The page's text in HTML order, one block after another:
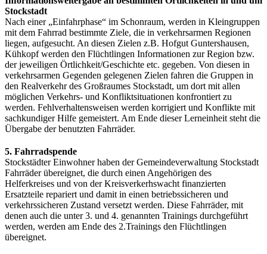
Stockstadt
Nach einer „Einfahrphase“ im Schonraum, werden in Kleingruppen
mit dem Fahrrad bestimmte Ziele, die in verkehrsarmen Regionen
liegen, aufgesucht. An diesen Zielen z.B. Hofgut Guntershausen,
Kühkopf werden den Flüchtlingen Informationen zur Region bzw.
der jeweiligen Örtlichkeit/Geschichte etc. gegeben. Von diesen in
verkehrsarmen Gegenden gelegenen Zielen fahren die Gruppen in
den Realverkehr des Großraumes Stockstadt, um dort mit allen
möglichen Verkehrs- und Konfliktsituationen konfrontiert zu
werden. Fehlverhaltensweisen werden korrigiert und Konflikte mit
sachkundiger Hilfe gemeistert. Am Ende dieser Lerneinheit steht die
Übergabe der benutzten Fahrräder.
5. Fahrradspende
Stockstädter Einwohner haben der Gemeindeverwaltung Stockstadt
Fahrräder übereignet, die durch einen Angehörigen des
Helferkreises und von der Kreisverkerhswacht finanzierten
Ersatzteile repariert und damit in einen betriebssicheren und
verkehrssicheren Zustand versetzt werden. Diese Fahrräder, mit
denen auch die unter 3. und 4. genannten Trainings durchgeführt
werden, werden am Ende des 2.Trainings den Flüchtlingen
übereignet.